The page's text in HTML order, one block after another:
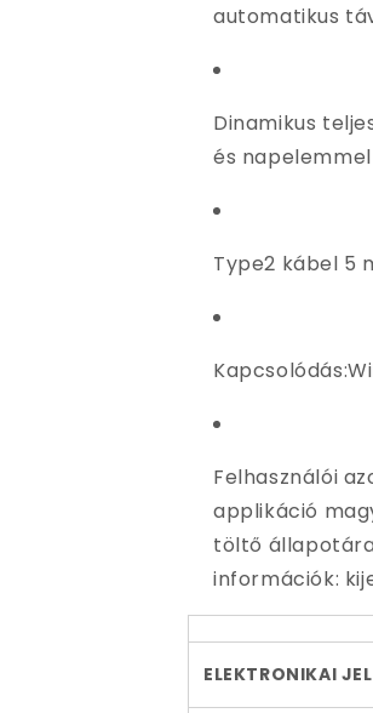
automatikus
Dinamikus
és
Type2 kábel 5
Felhasználói
applikáció
töltő
információk:
ELEKTRONIKAI